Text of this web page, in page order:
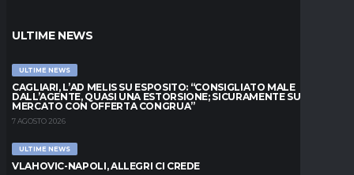
ULTIME NEWS
ULTIME NEWS
CAGLIARI, L’AD MELIS SU ESPOSITO: “CONSIGLIATO MALE
DALL’AGENTE, QUASI UNA ESTORSIONE; SICURAMENTE SUL
MERCATO CON OFFERTA CONGRUA”
7 AGOSTO 2026
ULTIME NEWS
VLAHOVIC-NAPOLI, ALLEGRI CI CREDE